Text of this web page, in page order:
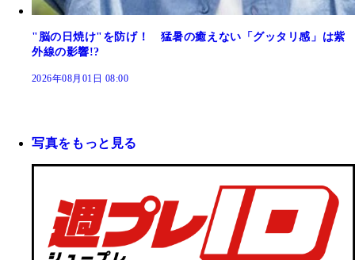
"脳の日焼け"を防げ！ 猛暑の癒えない「グッタリ感」は紫
外線の影響!?
2026年08月01日 08:00
写真をもっと見る